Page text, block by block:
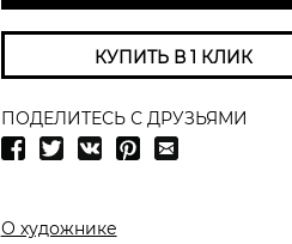
КУПИТЬ В 1 КЛИК
ПОДЕЛИТЕСЬ С ДРУЗЬЯМИ
О художнике